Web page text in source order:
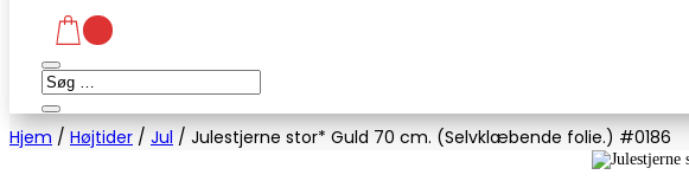
Hjem / Højtider / Jul / Julestjerne stor* Guld 70 cm. (Selvklæbende folie.) #0186